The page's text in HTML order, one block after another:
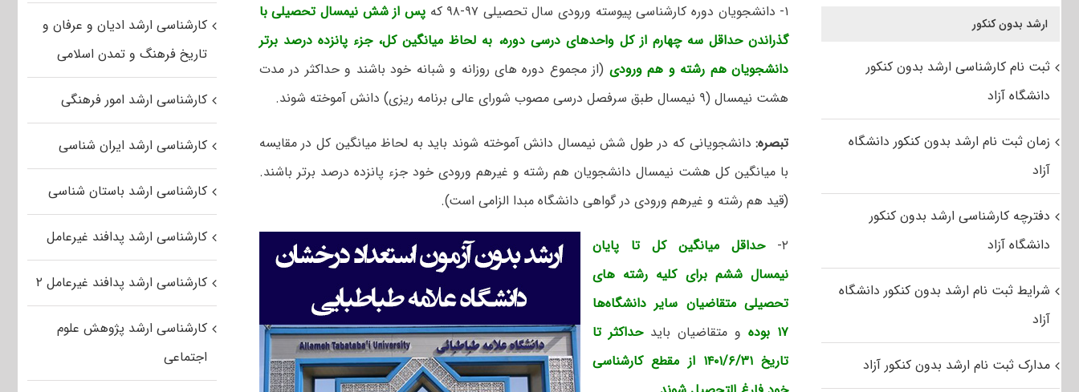
۱- دانشجویان دوره کارشناسی پیوسته ورودی سال تحصیلی ۹۷-۹۸ که
پس از شش نیمسال تحصیلی با
گذراندن حداقل سه چهارم از کل واحدهای درسی دوره، به لحاظ میانگین کل، جزء پانزده درصد برتر
دانشجویان هم رشته و هم ورودی (از مجموع دوره های روزانه و شبانه خود باشند و حداکثر در مدت
هشت نیمسال (۹ نیمسال طبق سرفصل درسی مصوب شورای عالی برنامه ریزی) دانش آموخته شوند.
تبصره:دانشجویانی که در طول شش نیمسال دانش آموخته شوند باید به لحاظ میانگین کل در مقایسه
با میانگین کل هشت نیمسال دانشجویان هم رشته و غیرهم ورودی خود جزء پانزده درصد برتر باشند.
(قید هم رشته و غیرهم ورودی در گواهی دانشگاه مبدا الزامی است).
۲-
حداقل میانگین کل تا پایان
نیمسال ششم برای کلیه رشته های
تحصیلی متقاضیان سایر دانشگاه‌ها
۱۷ بوده
و متقاضیان بایدحداکثر تا
تاریخ
۱۴۰۱/۶/۳۱ از مقطع کارشناسی
کارشناسی ارشد ادیان و عرفان و
تاریخ فرهنگ و تمدن اسلامی
کارشناسی ارشد امور فرهنگی
کارشناسی ارشد ایران شناسی
کارشناسی ارشد باستان شناسی
کارشناسی ارشد پدافند غیرعامل
کارشناسی ارشد پدافند غیرعامل ۲
کارشناسی ارشد پژوهش علوم
اجتماعی
ارشد بدون کنکور
ثبت نام کارشناسی ارشد بدون کنکور
دانشگاه آزاد
زمان ثبت نام ارشد بدون کنکور دانشگاه
آزاد
دفترچه کارشناسی ارشد بدون کنکور
دانشگاه آزاد
شرایط ثبت نام ارشد بدون کنکور دانشگاه
آزاد
مدارک ثبت نام ارشد بدون کنکور آزاد